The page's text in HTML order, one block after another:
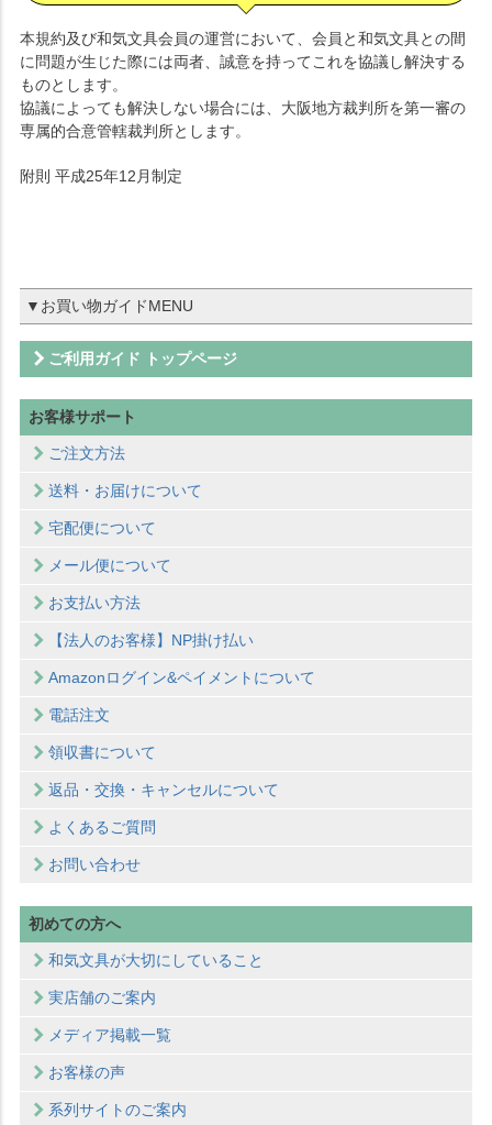
本規約及び和気文具会員の運営において、会員と和気文具との間
に問題が生じた際には両者、誠意を持ってこれを協議し解決する
ものとします。
協議によっても解決しない場合には、大阪地方裁判所を第一審の
専属的合意管轄裁判所とします。
附則 平成25年12月制定
ご利用ガイド トップページ
お客様サポート
ご注文方法
送料・お届けについて
宅配便について
メール便について
お支払い方法
【法人のお客様】NP掛け払い
Amazonログイン&ペイメントについて
電話注文
領収書について
返品・交換・キャンセルについて
よくあるご質問
お問い合わせ
初めての方へ
和気文具が大切にしていること
実店舗のご案内
メディア掲載一覧
お客様の声
系列サイトのご案内